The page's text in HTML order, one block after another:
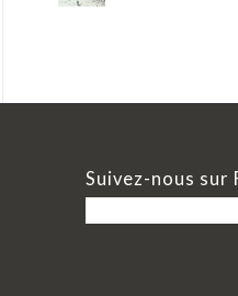
Suivez-nous sur